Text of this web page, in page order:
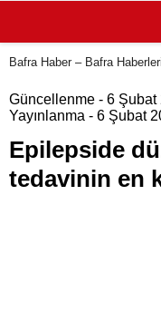
Bafra Haber – Bafra
Güncellenme - 6 Şubat
Yayınlanma - 6 Şubat
Epilepside
tedavinin en